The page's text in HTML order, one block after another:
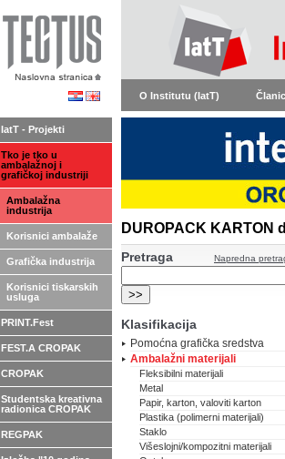
O Institutu (IatT)
DUROPACK KARTON
Napredna
Pretraga
Klasifikacija
Pomoćna grafička sredstva
Ambalažni materijali
Fleksibilni materijali
Metal
Papir, karton, valoviti karton
Plastika (polimerni materijali)
Staklo
Višeslojni/kompozitni materijali
IatT - Projekti
Tko je tko u
ambalažnoj i
grafičkoj industriji
Ambalažna
industrija
Korisnici ambalaže
Grafička industrija
Korisnici tiskarskih
usluga
PRINT.Fest
FEST.A CROPAK
CROPAK
Studentska kreativna
radionica CROPAK
REGPAK